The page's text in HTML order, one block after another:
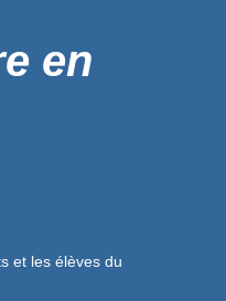
en
et les élèves du